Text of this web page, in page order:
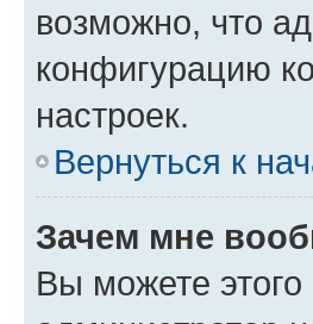
возможно, что
конфигурацию
настроек.
Вернуться к
Зачем мне
Вы можете этого